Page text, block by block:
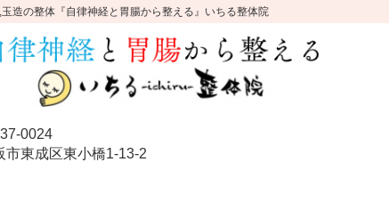
造の整体『自律神経と胃腸から整える』いちる整体院
0024
市東成区東小橋1-13-2